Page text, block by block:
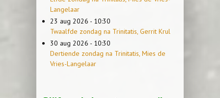
Langelaar
23 aug 2026 - 10:30
Twaalfde zondag na Trinitatis, Gerrit Krul
30 aug 2026 - 10:30
Dertiende zondag na Trinitatis, Mies de
Vries-Langelaar